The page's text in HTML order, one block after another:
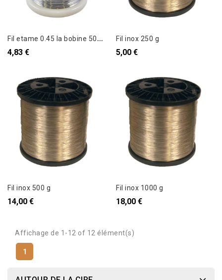
F
il etame 0.45 la bobine 500 g
4,83 €
Fil inox 250 g
5,00 €
Fil inox 500 g
14,00 €
Fil inox 1000 g
18,00 €
Affichage de 1-12 of 12 élément(s)
1